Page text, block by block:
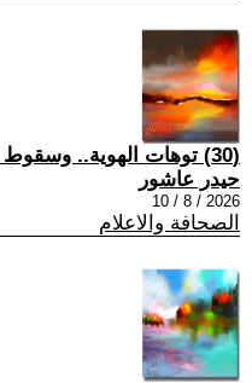
(30) توهات الهوية.. وسقوط الأقنعة.. ووهم البطل
حيدر عاشور
2026 / 8 / 10
الصحافة والاعلام